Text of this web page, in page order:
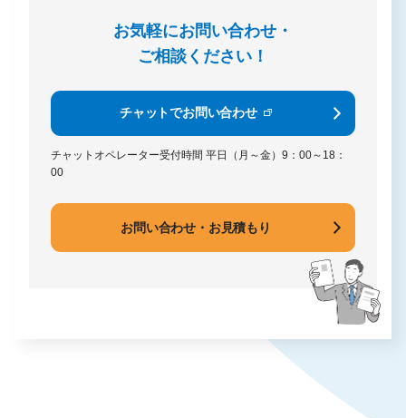
お気軽にお問い合わせ・
ご相談ください！
チャットでお問い合わせ
チャットオペレーター受付時間 平日（月～金）9：00～18：
00
お問い合わせ・お見積もり